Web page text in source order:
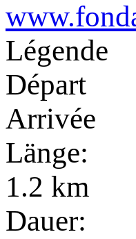
Légende
Départ
Arrivée
Länge:
1.2 km
Dauer: